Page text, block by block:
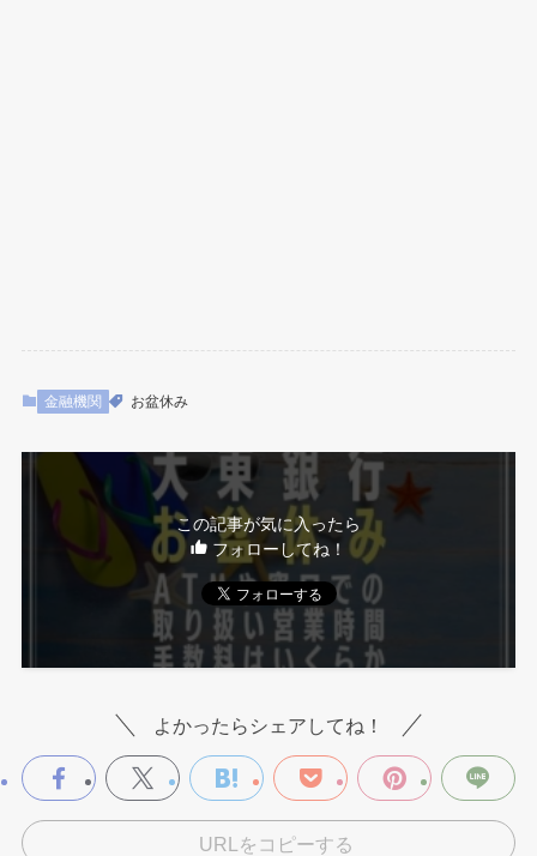
金融機関 お盆休み
この記事が気に入ったら
フォローしてね！
よかったらシェアしてね！
URLをコピーする